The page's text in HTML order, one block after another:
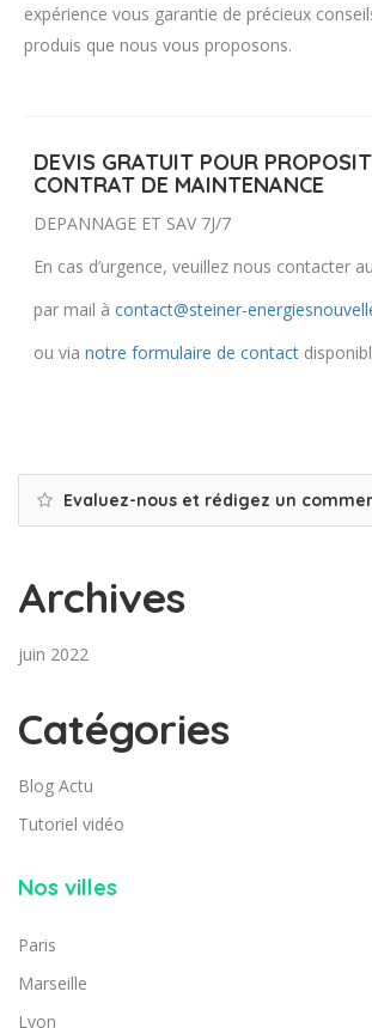
expérience vous garantie de précieux
produis que nous vous proposons.
DEVIS GRATUIT POUR
CONTRAT DE MAINTENANCE
DEPANNAGE ET SAV 7J/7
En cas d’urgence, veuillez nous contacter
par mail à contact@steiner-
ou via notre formulaire de contact
Evaluez-nous et rédigez un
Archives
juin 2022
Catégories
Blog Actu
Tutoriel vidéo
Nos villes
Paris
Marseille
Lyon